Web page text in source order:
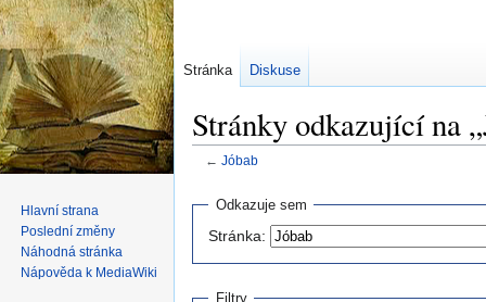
Stránky odkazující na
← Jóbab
Skočit
navigaci
Skočit
vyhledávání
Odkazuje sem
Stránka:
Filtry
Stránka Diskuse
Hlavní strana
Poslední změny
Náhodná stránka
Nápověda k MediaWiki